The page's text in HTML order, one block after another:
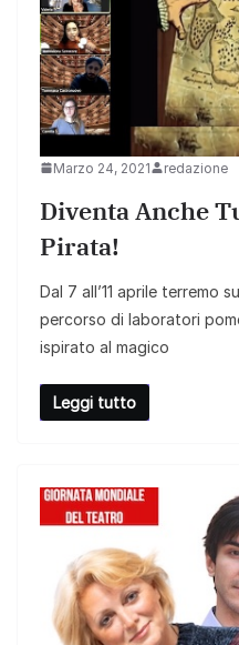
Marzo 24, 2021 redazione
Diventa Anche
Pirata!
Dal 7 all’11 aprile terremo
percorso di laboratori
ispirato al magico
Leggi tutto